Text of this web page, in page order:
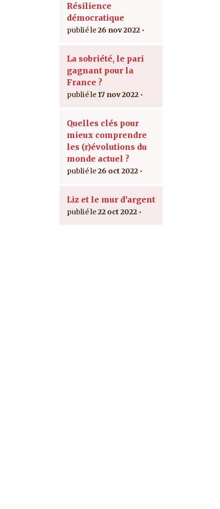
Résilience
démocratique
26 nov 2022
La sobriété, le pari
gagnant pour la
France ?
17 nov 2022
Quelles clés pour
mieux comprendre
les (r)évolutions du
monde actuel ?
26 oct 2022
Liz et le mur d’argent
22 oct 2022